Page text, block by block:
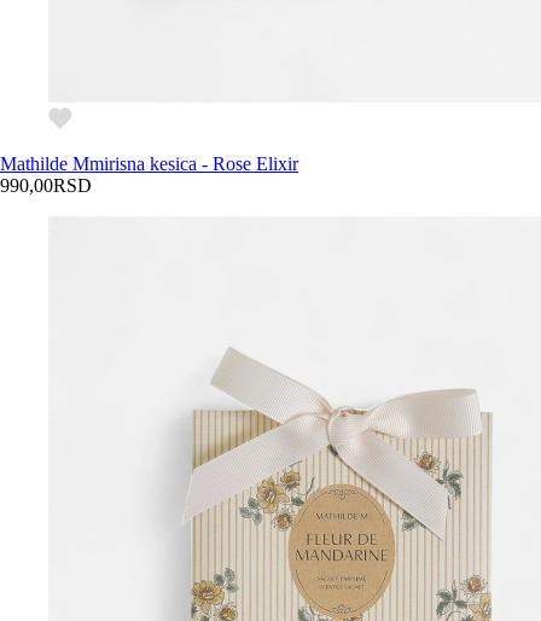
Mathilde Mmirisna kesica - Rose Elixir
990,00RSD